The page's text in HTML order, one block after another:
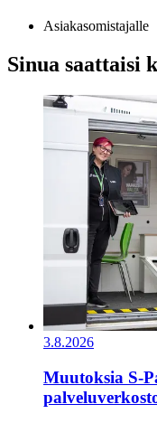
Asiakasomistajalle
Sinua saattaisi
3.8.2026
Muutoksia S-